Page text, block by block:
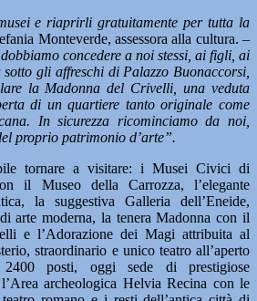
e riaprirli gratuitamente per tutta la
Monteverde, assessora alla cultura. –
concedere a noi stessi, ai figli, ai
gli affreschi di Palazzo Buonaccorsi,
la Madonna del Crivelli, una veduta
di un quartiere tanto originale come
In sicurezza ricominciamo da noi,
proprio patrimonio d’arte”.
tornare a visitare: i Musei Civici di
il Museo della Carrozza, l’elegante
la suggestiva Galleria dell’Eneide,
arte moderna, la tenera Madonna con il
e l’Adorazione dei Magi attribuita al
straordinario e unico teatro all’aperto
posti, oggi sede di prestigiose
archeologica Helvia Recina con le